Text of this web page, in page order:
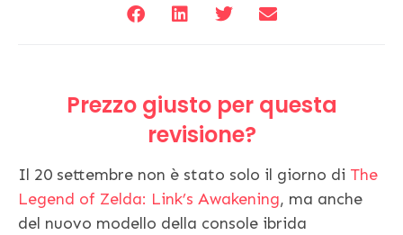
Prezzo giusto per questa
revisione?
Il 20 settembre non è stato solo il giorno di The
Legend of Zelda: Link’s Awakening, ma anche
del nuovo modello della console ibrida